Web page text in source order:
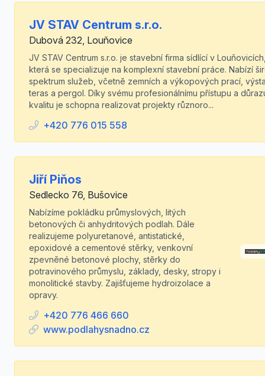
JV STAV Centrum s.r.o.
Dubová 232, Louňovice
JV STAV Centrum s.r.o. je stavební firma sídlící v
která se specializuje na komplexní stavební práce. Nabízí
spektrum služeb, včetně zemních a výkopových prací,
teras a pergol. Díky svému profesionálnímu přístupu a
kvalitu je schopna realizovat projekty různoro...
+420 776 015 558
Jiří Piňos
Sedlecko 76, Bušovice
Nabízíme pokládku průmyslových, litých
betonových či anhydritových podlah. Dále
realizujeme polyuretanové, antistatické,
epoxidové a cementové stěrky, venkovní
zpevněné betonové plochy, stěrky do
potravinového průmyslu, základy, desky, stropy i
monolitické stavby. Zajišťujeme hydroizolace a
opravy.
+420 776 466 660
www.podlahysnadno.cz